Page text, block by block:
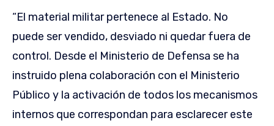
“El material militar pertenece al Estado. No
puede ser vendido, desviado ni quedar fuera de
control. Desde el Ministerio de Defensa se ha
instruido plena colaboración con el Ministerio
Público y la activación de todos los mecanismos
internos que correspondan para esclarecer este